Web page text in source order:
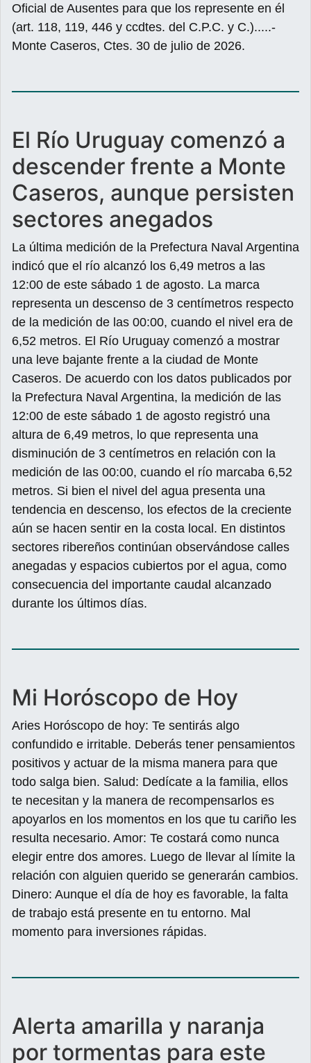
Oficial de Ausentes para que los represente en él
(art. 118, 119, 446 y ccdtes. del C.P.C. y C.).....-
Monte Caseros, Ctes. 30 de julio de 2026.
El Río Uruguay comenzó a
descender frente a Monte
Caseros, aunque persisten
sectores anegados
La última medición de la Prefectura Naval Argentina
indicó que el río alcanzó los 6,49 metros a las
12:00 de este sábado 1 de agosto. La marca
representa un descenso de 3 centímetros respecto
de la medición de las 00:00, cuando el nivel era de
6,52 metros. El Río Uruguay comenzó a mostrar
una leve bajante frente a la ciudad de Monte
Caseros. De acuerdo con los datos publicados por
la Prefectura Naval Argentina, la medición de las
12:00 de este sábado 1 de agosto registró una
altura de 6,49 metros, lo que representa una
disminución de 3 centímetros en relación con la
medición de las 00:00, cuando el río marcaba 6,52
metros. Si bien el nivel del agua presenta una
tendencia en descenso, los efectos de la creciente
aún se hacen sentir en la costa local. En distintos
sectores ribereños continúan observándose calles
anegadas y espacios cubiertos por el agua, como
consecuencia del importante caudal alcanzado
durante los últimos días.
Mi Horóscopo de Hoy
Aries Horóscopo de hoy: Te sentirás algo
confundido e irritable. Deberás tener pensamientos
positivos y actuar de la misma manera para que
todo salga bien. Salud: Dedícate a la familia, ellos
te necesitan y la manera de recompensarlos es
apoyarlos en los momentos en los que tu cariño les
resulta necesario. Amor: Te costará como nunca
elegir entre dos amores. Luego de llevar al límite la
relación con alguien querido se generarán cambios.
Dinero: Aunque el día de hoy es favorable, la falta
de trabajo está presente en tu entorno. Mal
momento para inversiones rápidas.
Alerta amarilla y naranja
por tormentas para este